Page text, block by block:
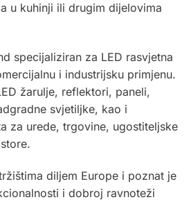
u kuhinji ili drugim dijelovima
specijaliziran za LED rasvjetna
i industrijsku primjenu.
žarulje, reflektori, paneli,
svjetiljke, kao i
za urede, trgovine, ugostiteljske
diljem Europe i poznat je
i dobroj ravnoteži